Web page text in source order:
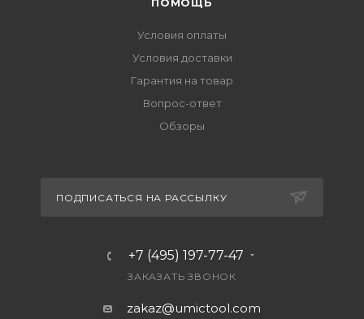
Условия оплаты
Условия доставки
Гарантия на товар
Вопрос-ответ
Обзоры
ПОДПИСАТЬСЯ НА РАССЫЛКУ
+7 (495) 197-77-47
ЗАКАЗАТЬ ЗВОНОК
zakaz@umictool.com